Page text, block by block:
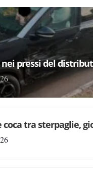
pressi del
coca tra sterpaglie,